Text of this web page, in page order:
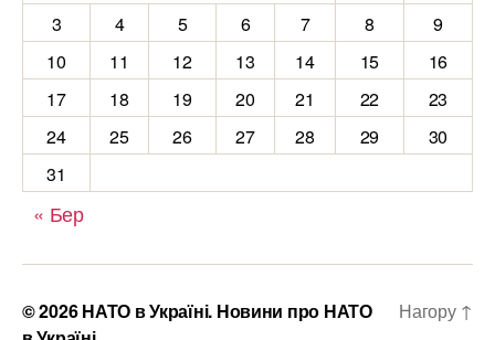
3
4 5 6 7 8
9
10
11 12 13 14 15
16
17
18 19 20 21 22
23
24
25 26 27 28 29
30
31
« Бер
© 2026НАТО в Україні. Новини про НАТО
Нагору ↑